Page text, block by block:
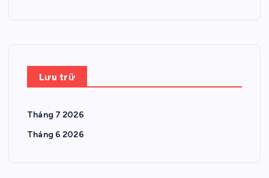
Lưu trữ
Tháng 7 2026
Tháng 6 2026